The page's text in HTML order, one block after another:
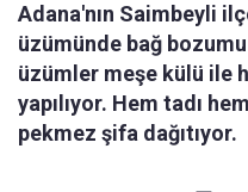
Adana'nın Saimbeyli
üzümünde bağ
üzümler meşe külü ile
yapılıyor. Hem tadı
pekmez şifa dağıtıyor.